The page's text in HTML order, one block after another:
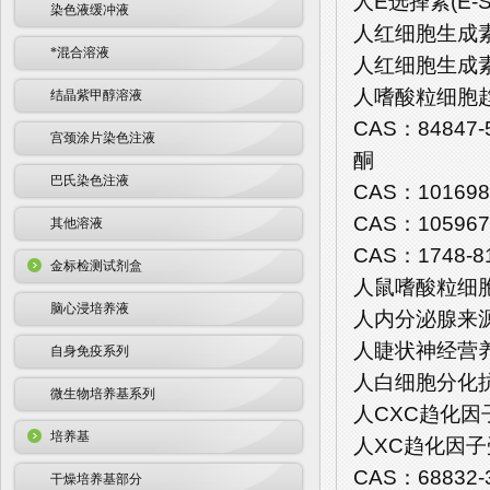
染色液缓冲液
*混合溶液
结晶紫甲醇溶液
宫颈涂片染色注液
巴氏染色注液
其他溶液
金标检测试剂盒
脑心浸培养液
自身免疫系列
微生物培养基系列
培养基
干燥培养基部分
人红细胞生成
人红细胞生成
人嗜酸粒细胞
CAS：
酮
CAS：
CAS：
CAS：1748-
人鼠嗜酸粒细
人内分泌腺来
人睫状神经营
人白细胞分化
人CXC趋化
人XC趋化因
CAS：